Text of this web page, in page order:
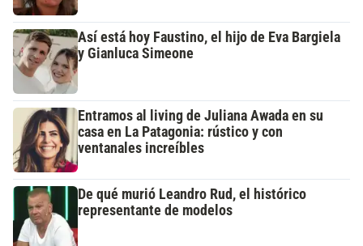
Así está hoy Faustino, el hijo de Eva Bargiela
y Gianluca Simeone
Entramos al living de Juliana Awada en su
casa en La Patagonia: rústico y con
ventanales increíbles
De qué murió Leandro Rud, el histórico
representante de modelos